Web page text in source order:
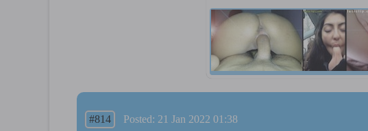
#814 Posted: 21 Jan 2022 01:38